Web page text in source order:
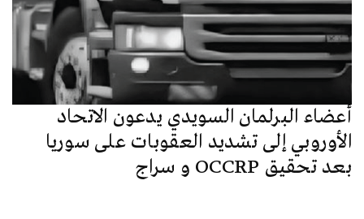
أعضاء البرلمان السويدي يدعون الاتحاد
الأوروبي إلى تشديد العقوبات على سوريا
بعد تحقيق OCCRP و سراج